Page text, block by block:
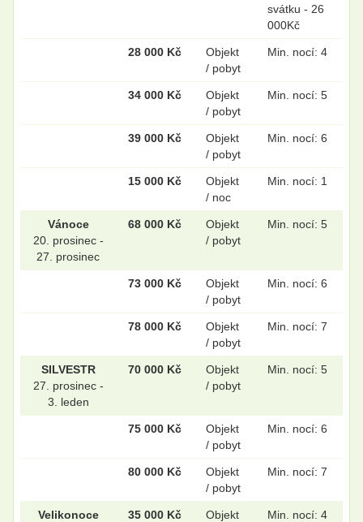
svátku - 26
000Kč
28 000 Kč
Objekt
/ pobyt
Min. nocí: 4
34 000 Kč
Objekt
/ pobyt
Min. nocí: 5
39 000 Kč
Objekt
/ pobyt
Min. nocí: 6
15 000 Kč
Objekt
/ noc
Min. nocí: 1
Vánoce
20. prosinec -
27. prosinec
68 000 Kč
Objekt
/ pobyt
Min. nocí: 5
73 000 Kč
Objekt
/ pobyt
Min. nocí: 6
78 000 Kč
Objekt
/ pobyt
Min. nocí: 7
SILVESTR
27. prosinec -
3. leden
70 000 Kč
Objekt
/ pobyt
Min. nocí: 5
75 000 Kč
Objekt
/ pobyt
Min. nocí: 6
80 000 Kč
Objekt
/ pobyt
Min. nocí: 7
Velikonoce
35 000 Kč
Objekt
Min. nocí: 4